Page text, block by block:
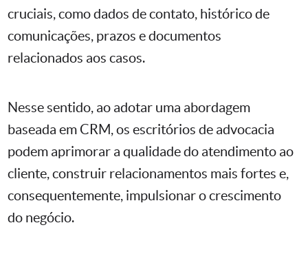
cruciais, como dados de contato, histórico de
comunicações, prazos e documentos
relacionados aos casos.
Nesse sentido, ao adotar uma abordagem
baseada em CRM, os escritórios de advocacia
podem aprimorar a qualidade do atendimento ao
cliente, construir relacionamentos mais fortes e,
consequentemente, impulsionar o crescimento
do negócio.